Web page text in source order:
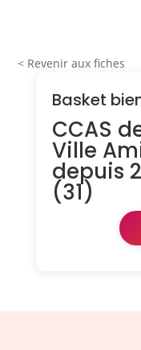
< Revenir aux fiches
Basket
CCAS
Ville
depuis
(31)